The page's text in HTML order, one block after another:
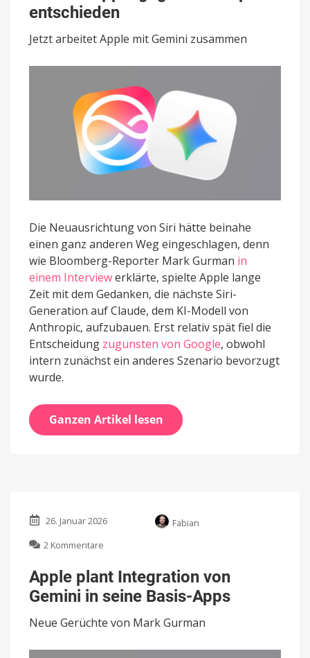
hat
sich
Apple
gegen
entschieden
Jetzt arbeitet Apple mit Gemini zusammen
Die Neuausrichtung von Siri hätte beinahe
einen ganz anderen Weg eingeschlagen, denn
wie Bloomberg-Reporter Mark Gurman in
einem Interviewerklärte, spielte Apple lange
Zeit mit dem Gedanken, die nächste Siri-
Generation auf Claude, dem KI-Modell von
Anthropic, aufzubauen. Erst relativ spät fiel die
Entscheidung zugunsten von Google, obwohl
intern zunächst ein anderes Szenario bevorzugt
wurde.
Ganzen Artikel lesen
26. Januar 2026
Fabian
2 Kommentare
plant
Integration
von
in
Basis-
Apple plant Integration von
Gemini in seine Basis-Apps
Neue Gerüchte von Mark Gurman